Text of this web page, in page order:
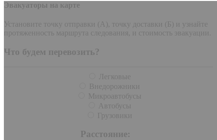
Эвакуаторы на карте
Установите точку отправки (А), точку доставки (Б) и узнайте
протяженность маршрута следования, и стоимость эвакуации.
Что будем перевозить?
Легковые
Внедорожники
Микроавтобусы
Автобусы
Грузовики
Расстояние: